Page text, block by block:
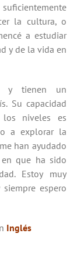
la cultura, o
a estudiar
y de la vida en
y tienen un
Su capacidad
niveles es
a explorar la
han ayudado
que ha sido
Estoy muy
espero
Inglés